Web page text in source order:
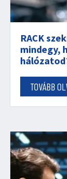
RACK
mindegy,
TOVÁBB